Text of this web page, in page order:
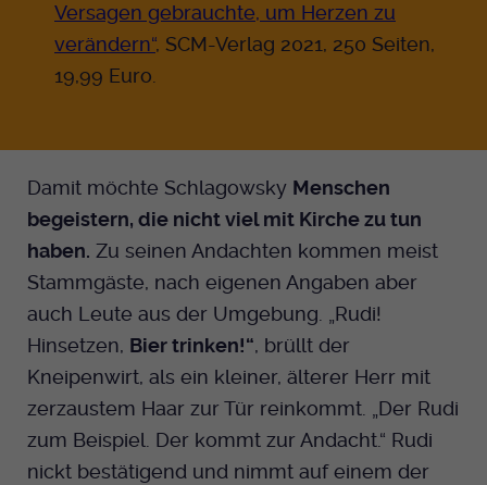
Versagen gebrauchte, um Herzen zu
verändern“, SCM-Verlag 2021, 250 Seiten,
19,99 Euro.
Damit möchte Schlagowsky Menschen
begeistern, die nicht viel mit Kirche zu tun
haben. Zu seinen Andachten kommen meist
Stammgäste, nach eigenen Angaben aber
auch Leute aus der Umgebung. „Rudi!
Hinsetzen, Bier trinken!“, brüllt der
Kneipenwirt, als ein kleiner, älterer Herr mit
zerzaustem Haar zur Tür reinkommt. „Der Rudi
zum Beispiel. Der kommt zur Andacht.“ Rudi
nickt bestätigend und nimmt auf einem der